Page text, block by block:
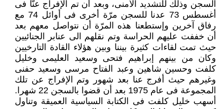
السجن وذلك للتشديد الأمنى، وبعد أن تم الإفراج عنّا فى
أغسطس 73 عدنا للسجن مرّة أخرى فى أوائل 74 مع
رفاق آخرين وإستطعنا هذه المرّة أن نتواصل معهم بعد
أن خففت عليهم الحراسة وتم نقلهم الى عنابر الجنائيين
حيث تمت لقاءات كثيرة بيننا وبين هؤلاء القادة التارخيين
وكان من بينهم إبراهيم فتحى وسعيد العليمى وخليل
كلفت وحسين شاهين وعبد الفتاح مرسى وسعيد حفنى
وغيرهم حيث أفرج عنا بعد شهور وتم الإفراج عن تلك
المجموعة فى عام 1975 بعد أن قضوا بالسجن 22 شهرا.
أسهب خليل كلفت فى الكتابة السياسية العميقة وتناول